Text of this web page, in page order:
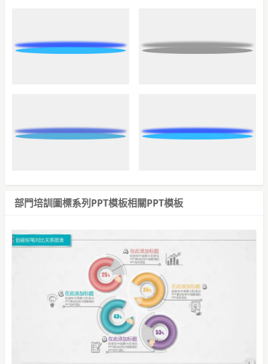
部門培訓圖標系列PPT模板相關PPT模板